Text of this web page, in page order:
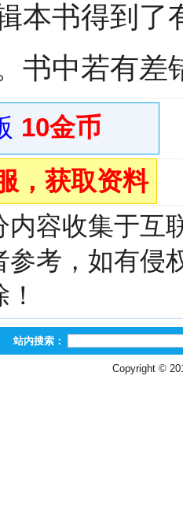
本书得到了
书中若有差
10金币
，获取资料
内容收集于互
参考，如有侵
站内搜索：
Copyright ©